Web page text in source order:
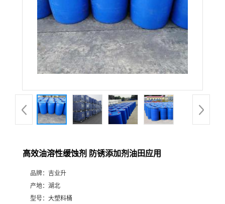
高效油溶性缓蚀剂 防锈添加剂油田应用
品牌： 吉业升
产地： 湖北
型号： 大塑料桶